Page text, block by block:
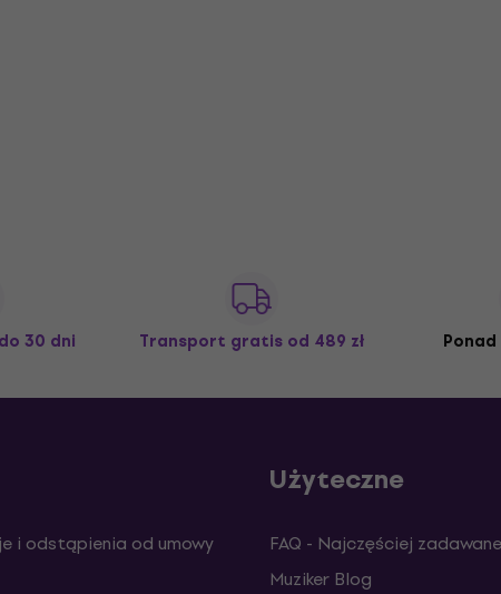
30 dni Transport gratis od 489 zł
i odstąpienia od umowy
Użyteczne
FAQ - Najczęściej
Muziker Blog